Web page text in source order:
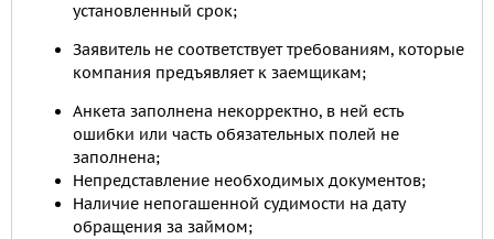
установленный срок;
Заявитель не соответствует требованиям, которые
компания предъявляет к заемщикам;
Анкета заполнена некорректно, в ней есть
ошибки или часть обязательных полей не
заполнена;
Непредставление необходимых документов;
Наличие непогашенной судимости на дату
обращения за займом;